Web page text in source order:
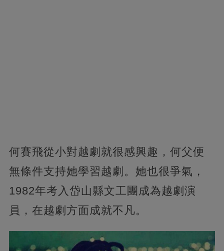
何賽飛從小對越劇就很感興趣，何父便
無條件支持她學習越劇。她也很爭氣，
1982年考入岱山縣文工團成為越劇演
員，在越劇方面成就不凡。